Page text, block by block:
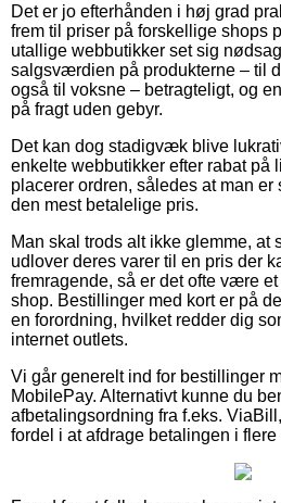
Det er jo efterhånden i høj grad
frem til priser på forskellige shops
utallige webbutikker set sig
salgsværdien på produkterne – til
også til voksne – betragteligt, og
på fragt uden gebyr.
Det kan dog stadigvæk blive
enkelte webbutikker efter rabat på
placerer ordren, således at man
den mest betalelige pris.
Man skal trods alt ikke glemme, at
udlover deres varer til en pris der
fremragende, så er det ofte være
shop. Bestillinger med kort er på
en forordning, hvilket redder dig
internet outlets.
Vi går generelt ind for bestillinger
MobilePay. Alternativt kunne du
afbetalingsordning fra f.eks.
fordel i at afdrage betalingen i flere